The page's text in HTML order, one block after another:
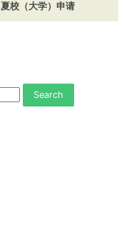
夏校（大学）申请